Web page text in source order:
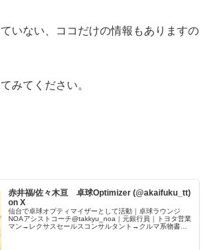
いない、ココだけの情報もありますの
みてください。
赤井福/佐々木亘 卓球Optimizer (@akaifuku_tt)
on X
仙台で卓球オプティマイザーとして活動｜卓球ラウンジ
NOAアシストコーチ@takkyu_noa｜元銀行員｜トヨタ営業
マン→レクサスセールスコンサルタント→クルマ系物書き